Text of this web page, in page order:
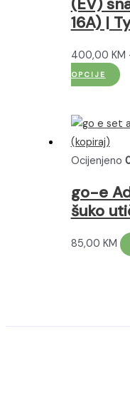
16A) |
400,00 KM
OPCIJE
se
na
Ocijenjeno
go-e
šuko
85,00 KM